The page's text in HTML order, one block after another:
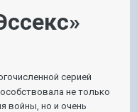
»
серией
не только
войны, но и очень